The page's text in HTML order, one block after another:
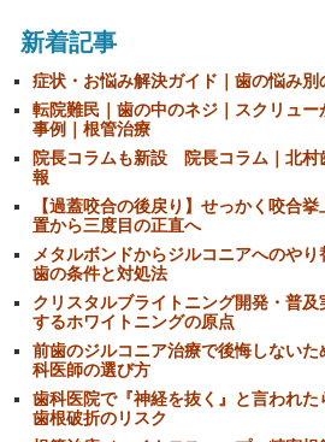
新着記事
症状・お悩み解決ガイド｜歯の悩み別
転院難民｜歯の中のネジ｜スクリュ
事例｜根管治療
院長コラムも新設 院長コラム｜北村
報
【過蓋咬合の後戻り】せっかく咬合
置から三度目の正直へ
メタルボンドからジルコニアへのや
歯の条件と対処法
クリスタルブライトニング開発・普及
するホワイトニングの原点
前歯のジルコニア治療で後悔しない
科医師の選び方
歯科医院で『神経を抜く』と言われ
歯根破折のリスク